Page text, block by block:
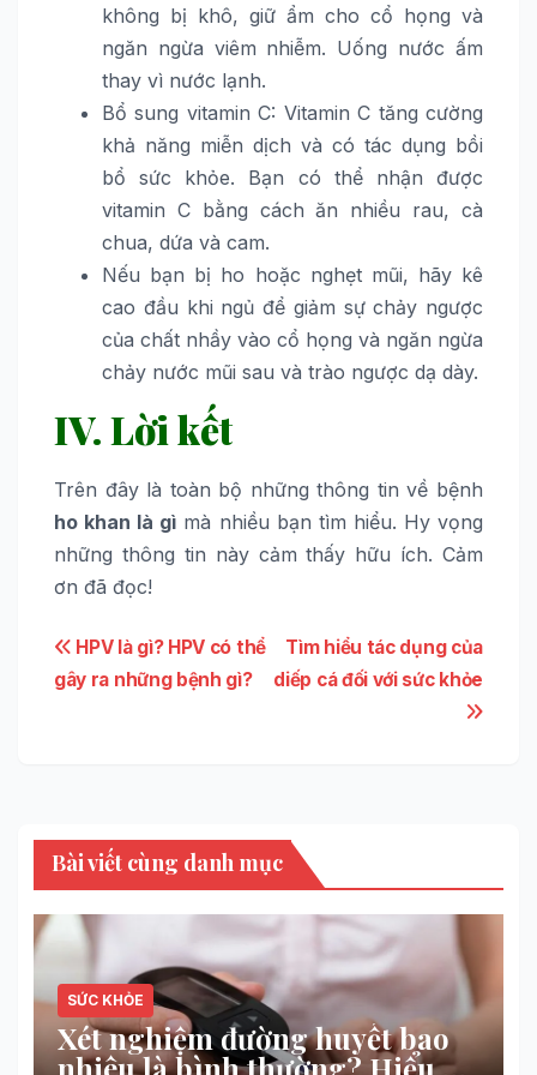
không bị khô, giữ ẩm cho cổ họng và
ngăn ngừa viêm nhiễm. Uống nước ấm
thay vì nước lạnh.
Bổ sung vitamin C: Vitamin C tăng cường
khả năng miễn dịch và có tác dụng bồi
bổ sức khỏe. Bạn có thể nhận được
vitamin C bằng cách ăn nhiều rau, cà
chua, dứa và cam.
Nếu bạn bị ho hoặc nghẹt mũi, hãy kê
cao đầu khi ngủ để giảm sự chảy ngược
của chất nhầy vào cổ họng và ngăn ngừa
chảy nước mũi sau và trào ngược dạ dày.
IV. Lời kết
Trên đây là toàn bộ những thông tin về bệnh
ho khan là gì mà nhiều bạn tìm hiểu. Hy vọng
những thông tin này cảm thấy hữu ích. Cảm
ơn đã đọc!
Điều
hướng
Tìm hiểu tác dụng của
diếp cá đối với sức khỏe
HPV là gì? HPV có thể
gây ra những bệnh gì?
Bài viết cùng danh mục
SỨC KHỎE
Xét nghiệm đường huyết bao